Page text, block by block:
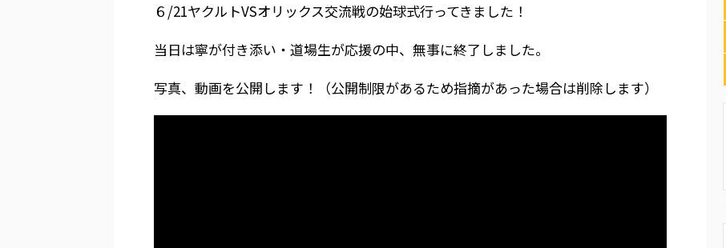
６/21ヤクルトVSオリックス交流戦の始球式行ってきました！
当日は寧が付き添い・道場生が応援の中、無事に終了しました。
写真、動画を公開します！（公開制限があるため指摘があった場合は削除します）